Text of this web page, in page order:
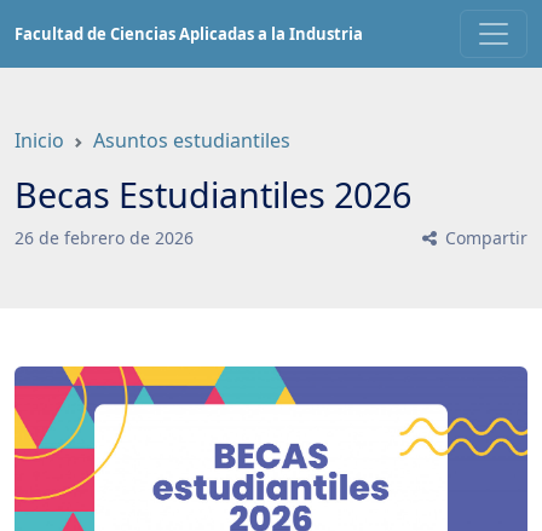
contenido
Facultad de Ciencias Aplicadas a la Industria
Inicio Asuntos estudiantiles
Becas Estudiantiles 2026
26 de febrero de 2026 Compartir